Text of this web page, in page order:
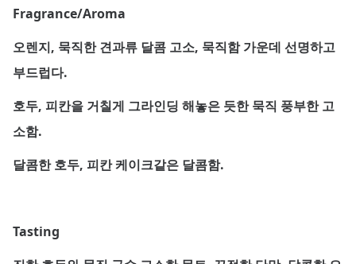
Fragrance/Aroma
오렌지, 묵직한 견과류 달콤 고소, 묵직함 가운데 선명하고
부드럽다.
호두, 피칸을 거칠게 그라인딩 해놓은 듯한 묵직 풍부한 고
소함.
달콤한 호두, 피칸 케이크같은 달콤함.
Tasting